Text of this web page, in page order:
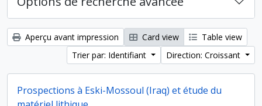
Aperçu avant impression Card view
Table view
Trier par: Identifiant
Direction: Croissant
Prospections à Eski-Mossoul (Iraq) et étude du